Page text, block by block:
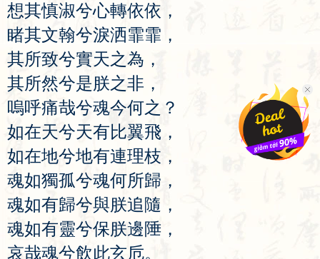
想其慎淑兮心轉依依 ，
睹其文翰兮淚洒霏霏 ，
其所致兮實天之為 ，
其所然兮是朕之非 ，
嗚呼痛哉兮魂今何之 ？
如在天兮天有比翼飛 ，
如在地兮地有連理枝 ，
魂如獨孤兮魂何所歸 ，
魂如有歸兮與朕追隨 ，
魂如有靈兮保朕邊陲 ，
哀哉魂兮飲此玄卮。